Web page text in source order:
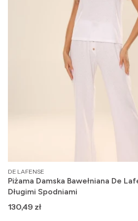
PRODUCENT
DE LAFENSE
Piżama Damska Bawełniana De
Długimi Spodniami
Cena
130,49 zł